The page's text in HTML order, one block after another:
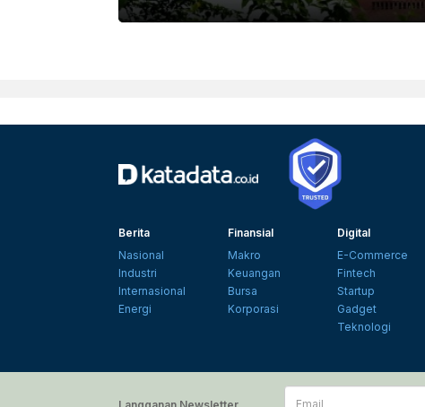
Berita
Nasional
Industri
Internasional
Energi
Finansial
Makro
Keuangan
Bursa
Korporasi
Digital
E-Commerce
Fintech
Startup
Gadget
Teknologi
Email